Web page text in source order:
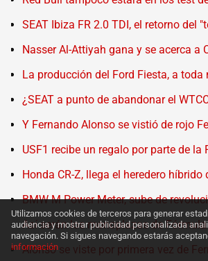
SEAT Ibiza FR 2.0 TDI, el retorno del
Nasser Al-Attiyah gana y se acerca a
La producción del Ford Fiesta, a toda
¿SEAT a punto de abandonar el
Y Fernando Alonso se vistió de rojo
USF1 recibe un regalo por parte de la
Honda CR-Z, llega el heredero híbrido
BMW M Power Meter, sube de
Así serán los monoplazas de
Alonso se viste por primera vez de
Utilizamos cookies de terceros para generar
audiencia y mostrar publicidad personalizada
navegación. Si sigues navegando estarás
información